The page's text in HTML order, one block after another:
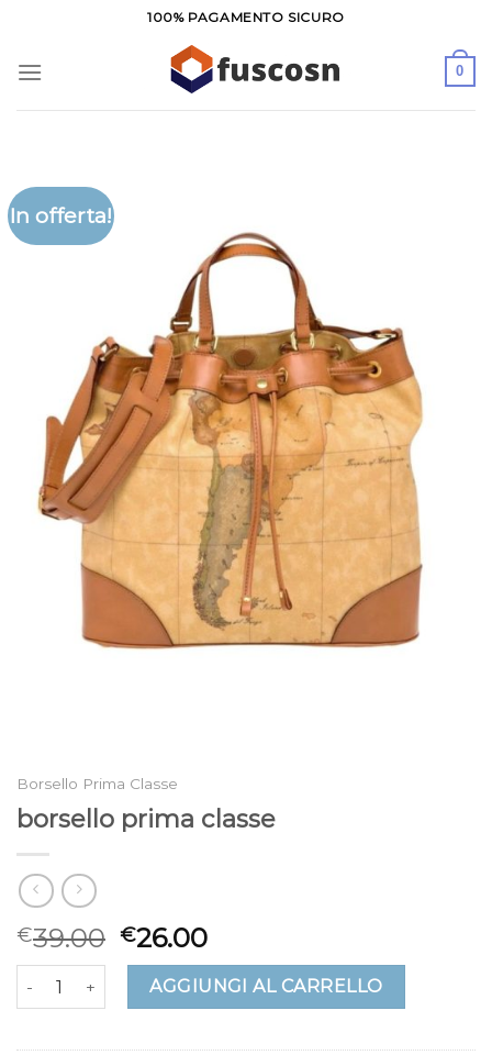
contenuti
100% PAGAMENTO SICURO
0
In offerta!
Borsello Prima Classe
borsello prima classe
€39.00 €26.00
borsello prima classe quantitàAGGIUNGI AL CARRELLO